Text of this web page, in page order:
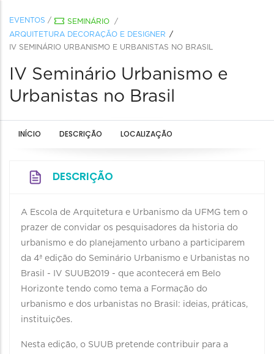
EVENTOS / SEMINÁRIO
/
ARQUITETURA DECORAÇÃO E DESIGNER
IV SEMINÁRIO URBANISMO E URBANISTAS NO BRASIL
IV Seminário Urbanismo e
Urbanistas no Brasil
INÍCIO DESCRIÇÃO LOCALIZAÇÃO
DESCRIÇÃO
A Escola de Arquitetura e Urbanismo da UFMG tem o
prazer de convidar os pesquisadores da historia do
urbanismo e do planejamento urbano a participarem
da 4ª edição do Seminário Urbanismo e Urbanistas no
Brasil - IV SUUB2019 - que acontecerá em Belo
Horizonte tendo como tema a Formação do
urbanismo e dos urbanistas no Brasil: ideias, práticas,
instituições.
Nesta edição, o SUUB pretende contribuir para a